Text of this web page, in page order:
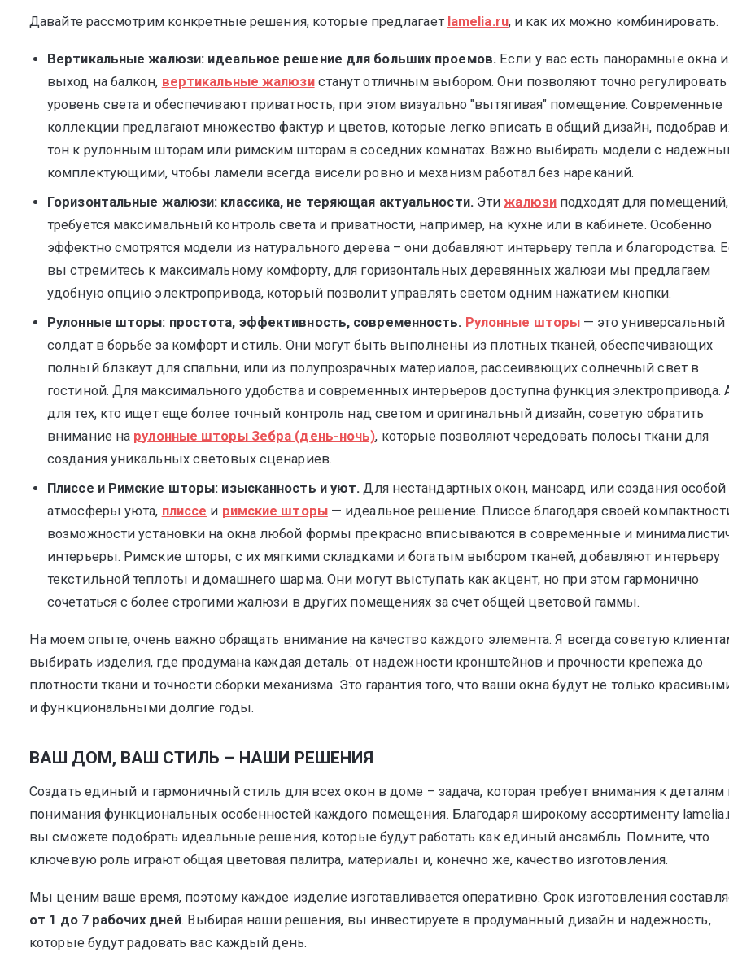
Давайте рассмотрим конкретные решения, которые предлагает lamelia.ru, и как их можно комбинировать.
Вертикальные жалюзи: идеальное решение для больших проемов.Если у вас есть панорамные окна
выход на балкон, вертикальные жалюзистанут отличным выбором. Они позволяют точно регулировать
уровень света и обеспечивают приватность, при этом визуально "вытягивая" помещение. Современные
коллекции предлагают множество фактур и цветов, которые легко вписать в общий дизайн, подобрав
тон к рулонным шторам или римским шторам в соседних комнатах. Важно выбирать модели с
комплектующими, чтобы ламели всегда висели ровно и механизм работал без нареканий.
Горизонтальные жалюзи: классика, не теряющая актуальности.Этижалюзиподходят для
требуется максимальный контроль света и приватности, например, на кухне или в кабинете. Особенно
эффектно смотрятся модели из натурального дерева – они добавляют интерьеру тепла и благородства.
вы стремитесь к максимальному комфорту, для горизонтальных деревянных жалюзи мы предлагаем
удобную опцию электропривода, который позволит управлять светом одним нажатием кнопки.
Рулонные шторы: простота, эффективность, современность. Рулонные шторы — это универсальный
солдат в борьбе за комфорт и стиль. Они могут быть выполнены из плотных тканей, обеспечивающих
полный блэкаут для спальни, или из полупрозрачных материалов, рассеивающих солнечный свет в
гостиной. Для максимального удобства и современных интерьеров доступна функция электропривода.
для тех, кто ищет еще более точный контроль над светом и оригинальный дизайн, советую обратить
внимание на рулонные шторы Зебра (день-ночь), которые позволяют чередовать полосы ткани для
создания уникальных световых сценариев.
Плиссе и Римские шторы: изысканность и уют. Для нестандартных окон, мансард или создания особой
атмосферы уюта, плиссе и римские шторы— идеальное решение. Плиссе благодаря своей
возможности установки на окна любой формы прекрасно вписываются в современные и
интерьеры. Римские шторы, с их мягкими складками и богатым выбором тканей, добавляют интерьеру
текстильной теплоты и домашнего шарма. Они могут выступать как акцент, но при этом гармонично
сочетаться с более строгими жалюзи в других помещениях за счет общей цветовой гаммы.
На моем опыте, очень важно обращать внимание на качество каждого элемента. Я всегда советую
выбирать изделия, где продумана каждая деталь: от надежности кронштейнов и прочности крепежа до
плотности ткани и точности сборки механизма. Это гарантия того, что ваши окна будут не только
и функциональными долгие годы.
ВАШ ДОМ, ВАШ СТИЛЬ – НАШИ РЕШЕНИЯ
Создать единый и гармоничный стиль для всех окон в доме – задача, которая требует внимания к деталям
понимания функциональных особенностей каждого помещения. Благодаря широкому ассортименту
вы сможете подобрать идеальные решения, которые будут работать как единый ансамбль. Помните, что
ключевую роль играют общая цветовая палитра, материалы и, конечно же, качество изготовления.
Мы ценим ваше время, поэтому каждое изделие изготавливается оперативно. Срок изготовления
от 1 до 7 рабочих дней. Выбирая наши решения, вы инвестируете в продуманный дизайн и надежность,
которые будут радовать вас каждый день.